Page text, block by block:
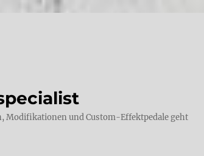
Modifikationen und Custom-Effektpedale geht